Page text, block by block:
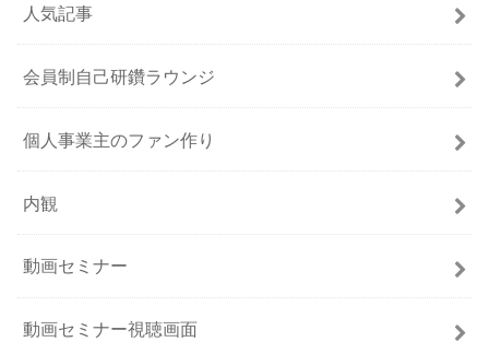
人気記事
会員制自己研鑽ラウンジ
個人事業主のファン作り
内観
動画セミナー
動画セミナー視聴画面